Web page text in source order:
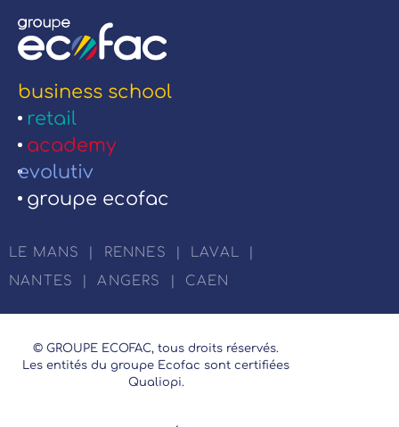
business school
retail
academy
evolutiv
groupe ecofac
LE MANS RENNES LAVAL
NANTES
ANGERS CAEN
© GROUPE ECOFAC, tous droits réservés.
Les entités du groupe Ecofac sont certifiées
Qualiopi.